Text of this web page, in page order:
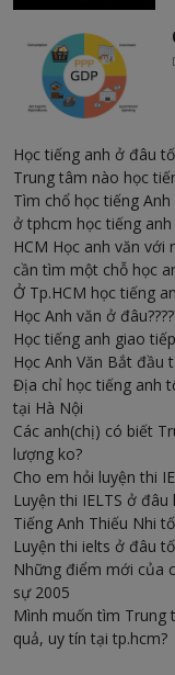
Học tiếng anh ở đâu
Trung tâm nào học
Tìm chổ học tiếng
ở tphcm học tiếng
HCM Học anh văn
cần tìm một chỗ học
Ở Tp.HCM học tiếng
Học Anh văn ở
Học tiếng anh giao
Học Anh Văn Bắt đầu
Địa chỉ học tiếng anh
tại Hà Nội
Các anh(chị) có biết
lượng ko?
Cho em hỏi luyện thi
Luyện thi IELTS ở
Tiếng Anh Thiếu Nhi
Luyện thi ielts ở đâu
Những điểm mới của
sự 2005
Mình muốn tìm Trung
quả, uy tín tại tp.hcm?